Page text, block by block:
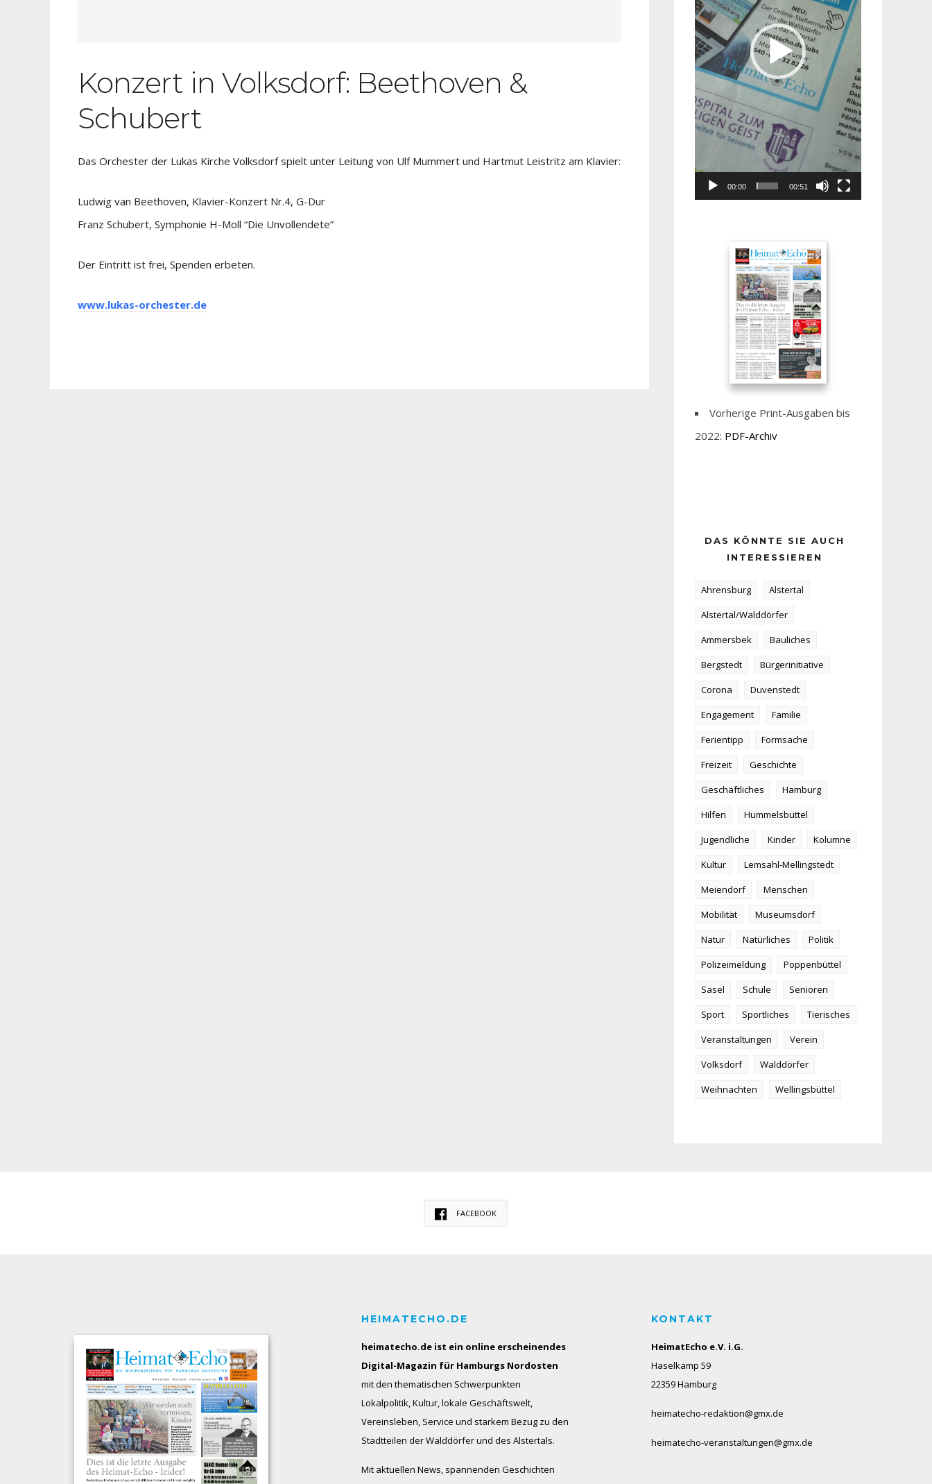
Konzert in Volksdorf: Beethoven &
Schubert
Das Orchester der Lukas Kirche Volksdorf spielt unter Leitung von Ulf Mummert und Hartmut Leistritz am Klavier:
Ludwig van Beethoven, Klavier-Konzert Nr.4, G-Dur
Franz Schubert, Symphonie H-Moll “Die Unvollendete”
Der Eintritt ist frei, Spenden erbeten.
www.lukas-orchester.de
00:00 00:51
Vorherige Print-Ausgaben bis
2022: PDF-Archiv
DAS KÖNNTE SIE AUCH
INTERESSIEREN
Ahrensburg
Alstertal
Alstertal/Walddörfer
Ammersbek
Bauliches
Bergstedt
Bürgerinitiative
Corona
Duvenstedt
Engagement
Familie
Ferientipp
Formsache
Freizeit
Geschichte
Geschäftliches
Hamburg
Hilfen
Hummelsbüttel
Jugendliche
Kinder
Kolumne
Kultur
Lemsahl-Mellingstedt
Meiendorf
Menschen
Mobilität
Museumsdorf
Natur
Natürliches
Politik
Polizeimeldung
Poppenbüttel
Sasel
Schule
Senioren
Sport
Sportliches
Tierisches
Veranstaltungen
Verein
Volksdorf
Walddörfer
Weihnachten
Wellingsbüttel
FACEBOOK
HEIMATECHO.DE
heimatecho.de ist ein online erscheinendes
Digital-Magazin für Hamburgs Nordosten
mit den thematischen Schwerpunkten
Lokalpolitik, Kultur, lokale Geschäftswelt,
Vereinsleben, Service und starkem Bezug zu den
Stadtteilen der Walddörfer und des Alstertals.
Mit aktuellen News, spannenden Geschichten
KONTAKT
HeimatEcho e.V. i.G.
Haselkamp 59
22359 Hamburg
heimatecho-redaktion@gmx.de
heimatecho-veranstaltungen@gmx.de